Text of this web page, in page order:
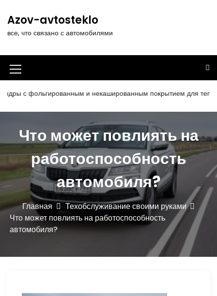
т
к
д
ж
и
м
м
у
Azov-avtosteklo
все, что связано с автомобилями
И
к
о
к
а
м
е
н
ю
фольгированным и некашированным покрытием для
Что может повлиять на
работоспособность
автомобиля?
Главная
Техобслуживание своими руками
Что может повлиять на работоспособность
автомобиля?